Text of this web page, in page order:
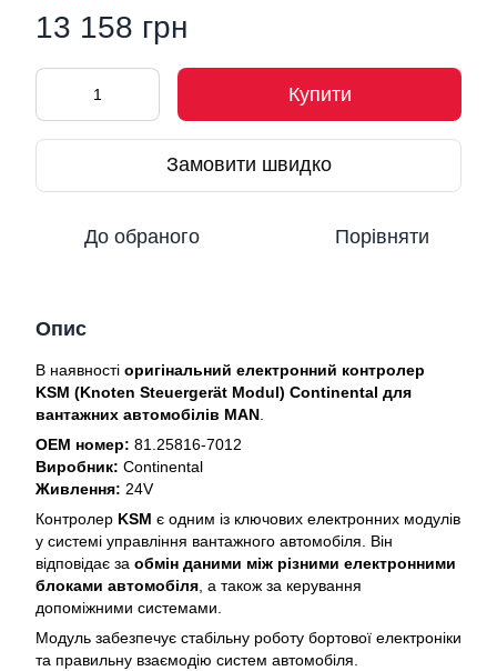
13 158 грн
Купити
Замовити швидко
До обраного Порівняти
Опис
В наявності оригінальний електронний контролер
KSM (Knoten Steuergerät Modul) Continental для
вантажних автомобілів MAN
OEM номер: 81.25816-7012
Виробник: Continental
Живлення: 24V
Контролер KSM є одним із ключових електронних модулів
у системі управління вантажного автомобіля. Він
відповідає за обмін даними між різними електронними
блоками автомобіля , а також за керування
допоміжними системами.
Модуль забезпечує стабільну роботу бортової електроніки
та правильну взаємодію систем автомобіля.